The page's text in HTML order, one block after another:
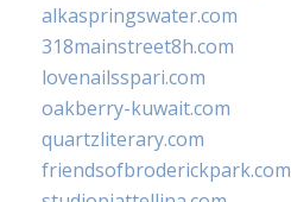
alkaspringswater.com
318mainstreet8h.com
lovenailsspari.com
oakberry-kuwait.com
quartzliterary.com
friendsofbroderickpark.com